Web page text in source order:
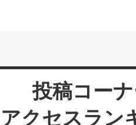
投稿コー
アクセスラン